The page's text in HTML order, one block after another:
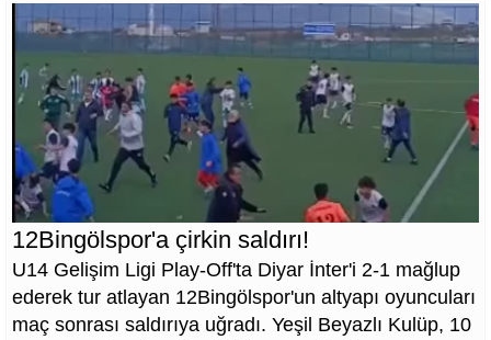
12Bingölspor'a çirkin saldırı!
U14 Gelişim Ligi Play-Off'ta Diyar İnter'i 2-1 mağlup
ederek tur atlayan 12Bingölspor'un altyapı oyuncuları
maç sonrası saldırıya uğradı. Yeşil Beyazlı Kulüp, 10